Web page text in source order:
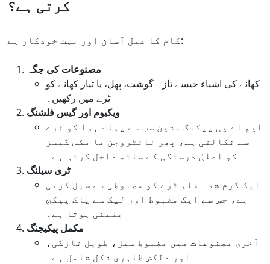
کرتی ہے؟
کام کا عمل آسان اور بہت خودکار ہے:
مصنوعات کی جگہ
کھانے کی اشیاء جیسے تازہ گوشت، پھل، یا تیار کھانے کو
ٹرے میں رکھیں۔
ویکیوم اور گیس فلشنگ
ایم اے پی پیکنگ مشین سب سے پہلے ہوا کو ٹرے
سے نکالتی ہے، پھر نائٹروجن یا مکس گیسز
کو اعلیٰ درستگی کے ساتھ داخل کرتی ہے۔
ٹری سیلنگ
ایک گرم شدہ فلم ٹرے کو مضبوطی سے سیل کرتی
ہے، جس سے ایک مضبوط اور لیک سے پاک پیکج
یقینی ہوتا ہے۔
مکمل پیکیجنگ
آخری مصنوعات میں مضبوط سیل، طویل تازگی،
اور دلکش ظاہری شکل شامل ہے۔